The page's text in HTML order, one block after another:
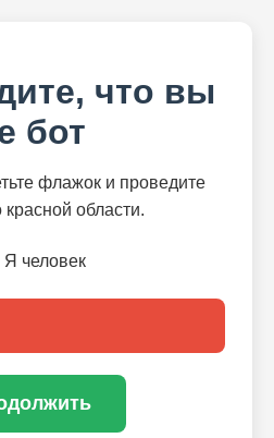
что вы
бот
флажок и проведите
области.
Я человек